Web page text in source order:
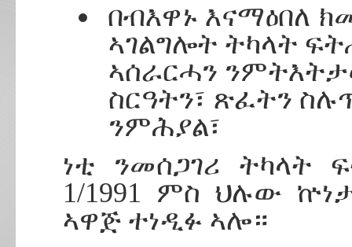
በብእዋኑ እናማዕበለ
ኣገልግሎት ትካላት
ኣሰራርሓን
ስርዓትን፣ ጽፈትን
ንምሕያል፣
ነቲ ንመሰጋገሪ
1/1991 ምስ ህሉው
ኣዋጅ ተነዲፉ ኣሎ።